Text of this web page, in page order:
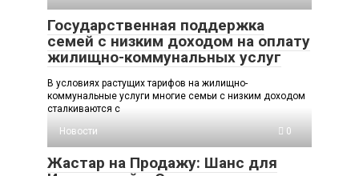
Государственная поддержка
семей с низким доходом на оплату
жилищно-коммунальных услуг
В условиях растущих тарифов на жилищно-
коммунальные услуги многие семьи с низким доходом
сталкиваются с
Новости
0
Жастар на Продажу: Шанс для